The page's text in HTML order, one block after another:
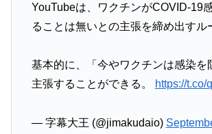
YouTubeは、ワクチンがCOVID-19
ることは無いとの主張を締め出すル
基本的に、「今やワクチンは感染を
主張することができる。
https://t.co/
— 字幕大王 (@jimakudaio)